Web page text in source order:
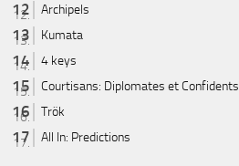
Archipels
Kumata
4 keys
Courtisans: Diplomates et Confidents
Trök
All In: Predictions